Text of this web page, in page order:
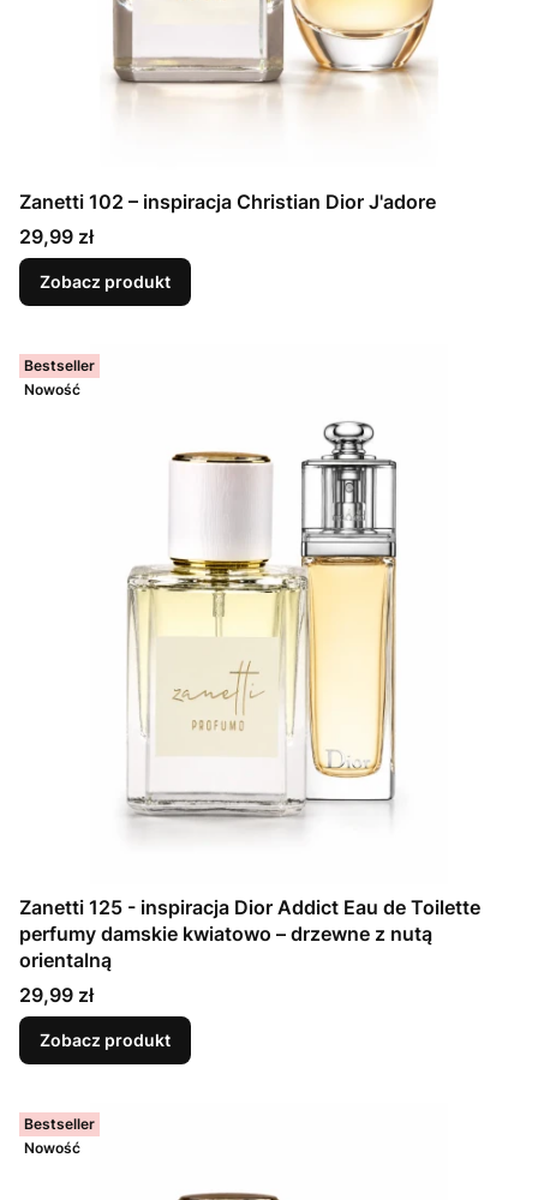
Zanetti 102 – inspiracja Christian Dior J'adore
Cena
29,99 zł
Zobacz produkt
Bestseller
Nowość
Zanetti 125 - inspiracja Dior Addict Eau de Toilette
perfumy damskie kwiatowo – drzewne z nutą
orientalną
Cena
29,99 zł
Zobacz produkt
Bestseller
Nowość